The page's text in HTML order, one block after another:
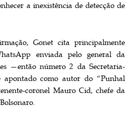
a inexistência de detecção de
Gonet cita principalmente
enviada pelo general da
—então número 2 da Secretaria-
apontado como autor do “Punhal
coronel Mauro Cid, chefe da